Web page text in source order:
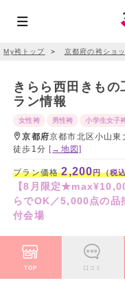
My袴トップ ＞ 京都府の袴ショ
きらら西田きも
ラン情報
女性袴 男性袴 小学生女子
京都府京都市北区小山
徒歩1分 [→地図]
プラン価格2,200円（税
【8月限定
らでOK／5,000点の品
付会場
TOP 口コミ